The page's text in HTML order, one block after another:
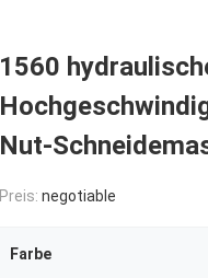
1560
Nut-
Preis: negotiable
Farbe